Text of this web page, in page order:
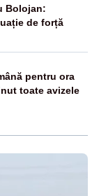
Bolojan:
de forță
pentru ora
toate avizele